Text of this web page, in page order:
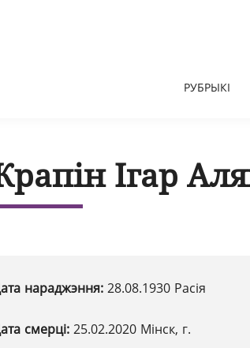
РУБРЫКІ
Ігар
нараджэння: 28.08.1930 Расія
смерці: 25.02.2020 Мінск, г.